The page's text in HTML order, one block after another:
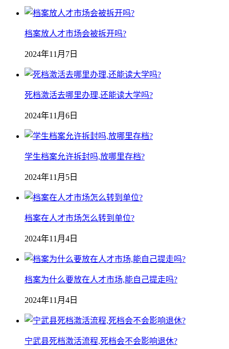
档案放人才市场会被拆开吗?
2024年11月7日
死档激活去哪里办理,还能读大学吗?
2024年11月6日
学生档案允许拆封吗,放哪里存档?
2024年11月5日
档案在人才市场怎么转到单位?
2024年11月4日
档案为什么要放在人才市场,能自己提走吗?
2024年11月4日
宁武县死档激活流程,死档会不会影响退休?